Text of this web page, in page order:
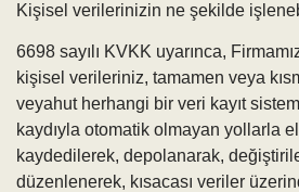
Kişisel verilerinizin ne şekilde
6698 sayılı KVKK uyarınca,
kişisel verileriniz, tamamen veya
veyahut herhangi bir veri kayıt
kaydıyla otomatik olmayan yollarla
kaydedilerek, depolanarak,
düzenlenerek, kısacası veriler